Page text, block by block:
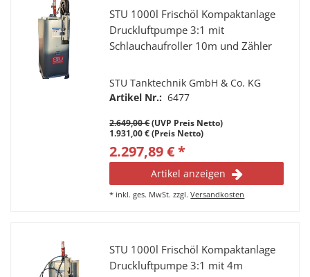
STU 1000l Frischöl Kompaktanlage
Druckluftpumpe 3:1 mit
Schlauchaufroller 10m und Zähler
STU Tanktechnik GmbH & Co. KG
Artikel Nr.: 6477
2.649,00 €(UVP Preis Netto)
1.931,00 € (Preis Netto)
2.297,89 € *
Artikel anzeigen
* inkl. ges. MwSt. zzgl.Versandkosten
STU 1000l Frischöl Kompaktanlage
Druckluftpumpe 3:1 mit 4m